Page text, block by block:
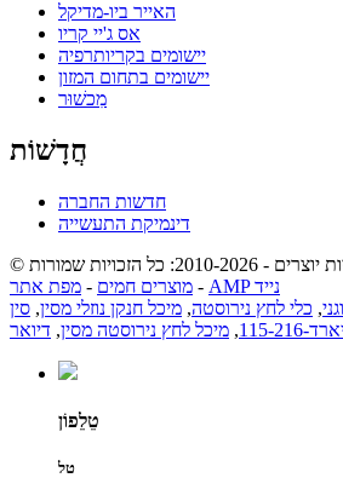
האייר ביו-מדיקל
אס ג'יי קריו
יישומים בקריותרפיה
יישומים בתחום המזון
מִכשׁוּר
חֲדָשׁוֹת
חדשות החברה
דינמיקת התעשייה
מוצרים חמים - מפת אתר -
AMP נייד
, כלי לחץ נירוסטה, מיכל חנקן נוזלי מסין, סין
115-216
, מיכל לחץ נירוסטה מסין, דיואר
טֵלֵפוֹן
טל